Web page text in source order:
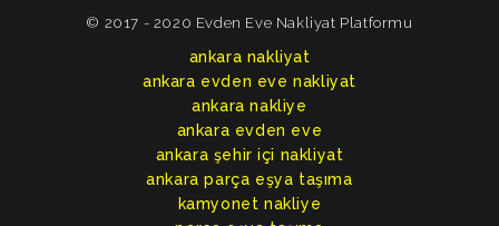
© 2017 - 2020 Evden Eve Nakliyat Platformu
ankara nakliyat
ankara evden eve nakliyat
ankara nakliye
ankara evden eve
ankara şehir içi nakliyat
ankara parça eşya taşıma
kamyonet nakliye